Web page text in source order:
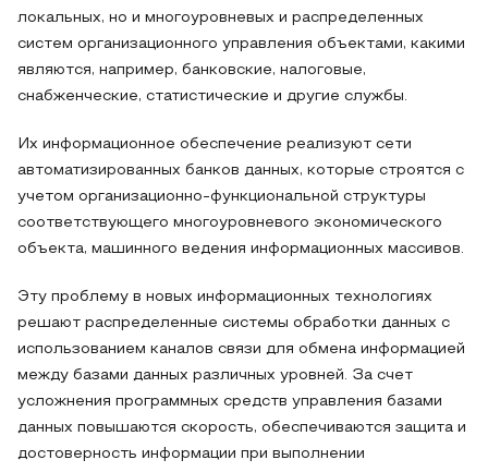
локальных, но и многоуровневых и распределенных
систем организационного управления объектами, какими
являются, например, банковские, налоговые,
снабженческие, статистические и другие службы.
Их информационное обеспечение реализуют сети
автоматизированных банков данных, которые строятся с
учетом организационно-функциональной структуры
соответствующего многоуровневого экономического
объекта, машинного ведения информационных массивов.
Эту проблему в новых информационных технологиях
решают распределенные системы обработки данных с
использованием каналов связи для обмена информацией
между базами данных различных уровней. За счет
усложнения программных средств управления базами
данных повышаются скорость, обеспечиваются защита и
достоверность информации при выполнении